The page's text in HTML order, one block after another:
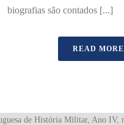
biografias são contados [...]
READ MORE